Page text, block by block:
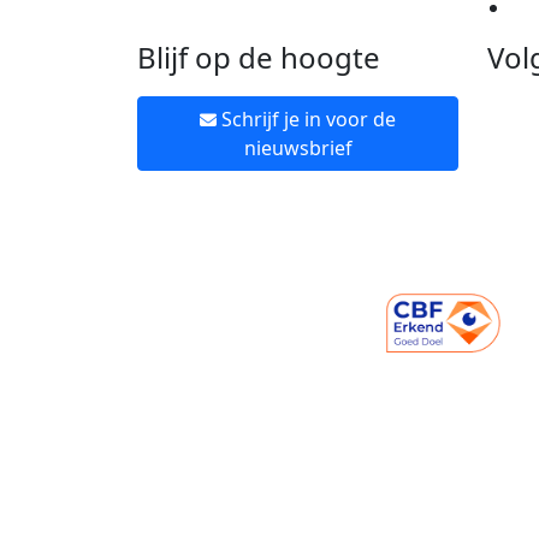
Blijf op de hoogte
Schrijf je in voor de
nieuwsbrief